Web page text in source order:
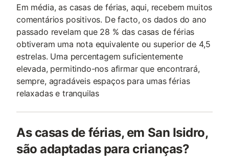
Em média, as casas de férias, aqui, recebem muitos
comentários positivos. De facto, os dados do ano
passado revelam que 28 % das casas de férias
obtiveram uma nota equivalente ou superior de 4,5
estrelas. Uma percentagem suficientemente
elevada, permitindo-nos afirmar que encontrará,
sempre, agradáveis espaços para umas férias
relaxadas e tranquilas
As casas de férias, em San Isidro,
são adaptadas para crianças?